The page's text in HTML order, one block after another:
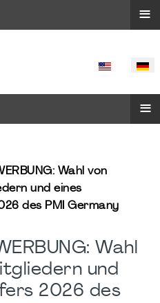
SPRACHE
≡
Wahl von
und eines
des PMI Germany
Wahl
und
2026 des
≡